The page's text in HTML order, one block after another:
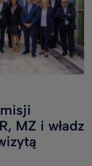
MZ i władz